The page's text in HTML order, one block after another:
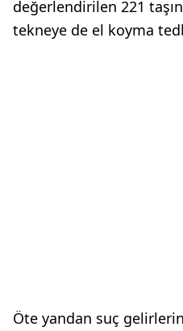
değerlendirilen 221
tekneye de el koyma
Öte yandan suç